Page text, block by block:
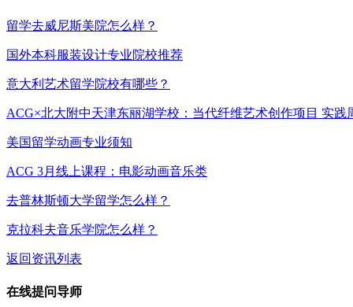
留学去威尼斯美院怎么样？
国外本科服装设计专业院校推荐
意大利艺术留学院校有哪些？
ACG×北大附中天津东丽湖学校：当代纤维艺术创作项目 实践
美国留学动画专业须知
ACG 3月线上课程：电影动画音乐类
去普林斯顿大学留学怎么样？
克拉科夫音乐学院怎么样？
返回资讯列表
在线提问导师